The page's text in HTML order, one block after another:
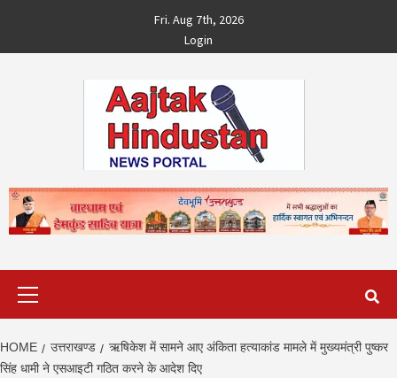
content
Fri. Aug 7th, 2026
Login
HOME उत्तराखण्ड
ऋषिकेश में सामने आए अंकिता हत्‍याकांड मामले में मुख्‍यमंत्री पुष्‍कर
सिंह धामी ने एसआइटी गठित करने के आदेश दिए